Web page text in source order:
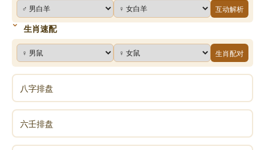
互动解析
生肖速配
生肖配对
八字排盘
六壬排盘